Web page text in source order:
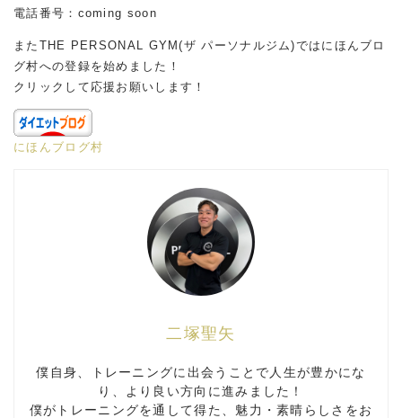
電話番号：coming soon
またTHE PERSONAL GYM(ザ パーソナルジム)ではにほんブロ
グ村への登録を始めました！
クリックして応援お願いします！
にほんブログ村
二塚聖矢
僕自身、トレーニングに出会うことで人生が豊かにな
り、より良い方向に進みました！
僕がトレーニングを通して得た、魅力・素晴らしさをお